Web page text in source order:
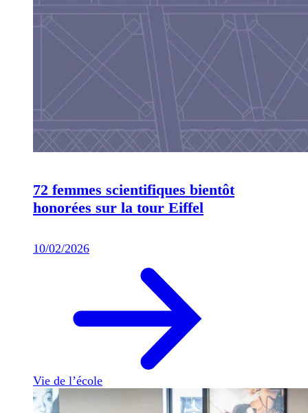
72 femmes scientifiques bientôt
honorées sur la tour Eiffel
10/02/2026
Vie de l’école